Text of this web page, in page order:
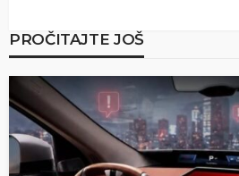
PROČITAJTE JOŠ